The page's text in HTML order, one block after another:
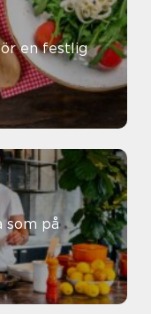
en festlig
som på